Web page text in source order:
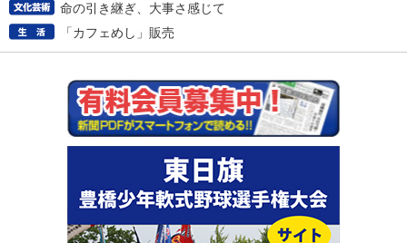
命の引き継ぎ、大事さ感じて
「カフェめし」販売